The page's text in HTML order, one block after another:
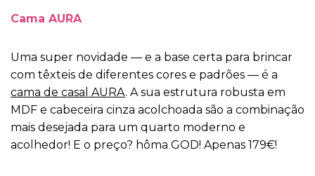
Cama AURA
Uma super novidade — e a base certa para brincar
com têxteis de diferentes cores e padrões — é a
cama de casal AURA. A sua estrutura robusta em
MDF e cabeceira cinza acolchoada são a combinação
mais desejada para um quarto moderno e
acolhedor! E o preço? hôma GOD! Apenas 179€!